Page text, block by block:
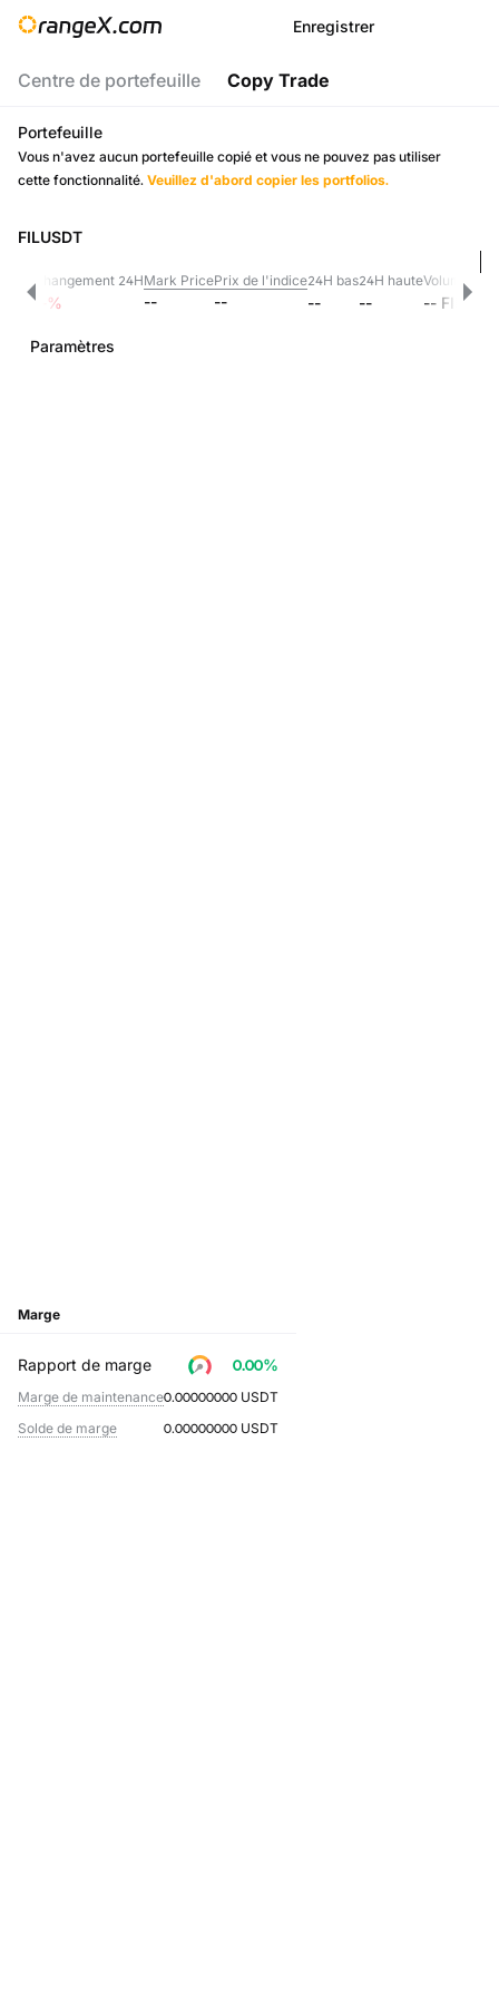
Enregistrer
Centre de portefeuille Copy Trade
Portefeuille
Vous n'avez aucun portefeuille copié et vous ne pouvez pas utiliser
cette fonctionnalité. Veuillez d'abord copier les portfolios.
FILUSDT
--
Changement 24H
-- %
Mark Price
--
Prix de l'indice
--
24H bas
--
24H haute
--
Volume 24h
-- FIL
Paramètres
Marge
Rapport de marge 0.00%
Marge de maintenance0.00000000 USDT
Solde de marge
0.00000000 USDT